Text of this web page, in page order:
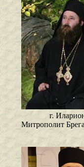
г.
Митрополит